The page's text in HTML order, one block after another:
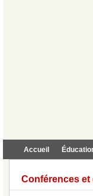
Accueil
Conférences et